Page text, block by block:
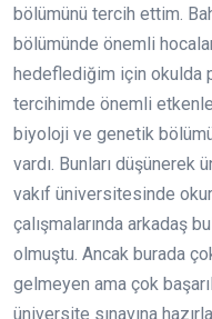
bölümünü tercih ettim.
bölümünde önemli
hedeflediğim için okulda
tercihimde önemli
biyoloji ve genetik
vardı. Bunları
vakıf üniversitesinde
çalışmalarında arkadaş
olmuştu. Ancak burada
gelmeyen ama çok
üniversite sınavına